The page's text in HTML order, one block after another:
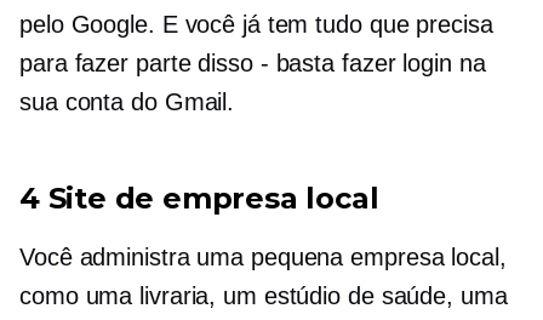
pelo Google. E você já tem tudo que precisa
para fazer parte disso - basta fazer login na
sua conta do Gmail.
4 Site de empresa local
Você administra uma pequena empresa local,
como uma livraria, um estúdio de saúde, uma